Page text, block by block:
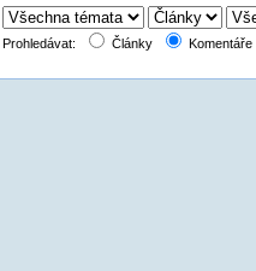
Prohledávat: Články